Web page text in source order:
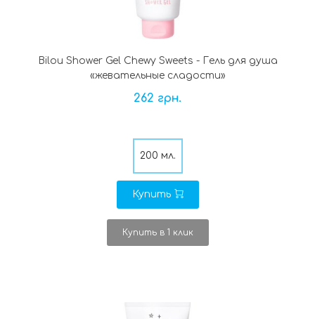
Bilou Shower Gel Chewy Sweets - Гель для душа
«жевательные сладости»
262 грн.
200 мл.
Купить
Купить в 1 клик